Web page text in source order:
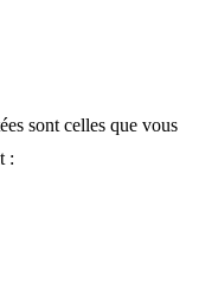
sont celles que vous
: